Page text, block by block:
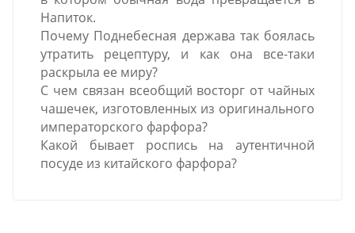
Напиток.
Почему Поднебесная держава так боялась
утратить рецептуру, и как она все-таки
раскрыла ее миру?
С чем связан всеобщий восторг от чайных
чашечек, изготовленных из оригинального
императорского фарфора?
Какой бывает роспись на аутентичной
посуде из китайского фарфора?